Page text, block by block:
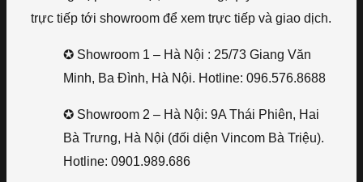
trực tiếp tới showroom để xem trực tiếp và giao dịch.
✪ Showroom 1 – Hà Nội : 25/73 Giang Văn
Minh, Ba Đình, Hà Nội. Hotline: 096.576.8688
✪ Showroom 2 – Hà Nội: 9A Thái Phiên, Hai
Bà Trưng, Hà Nội (đối diện Vincom Bà Triệu).
Hotline: 0901.989.686